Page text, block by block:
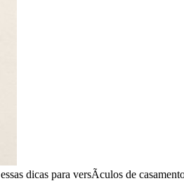
dicas para versÃ­culos de